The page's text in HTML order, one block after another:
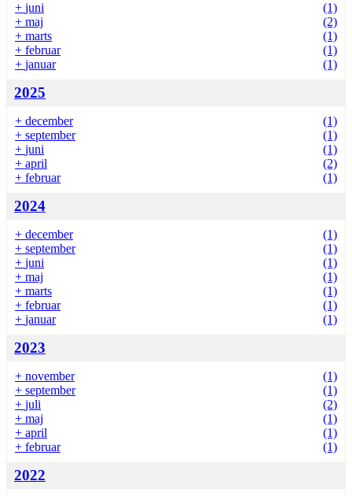
+ juni
(1)
+ maj
(2)
+ marts
(1)
+ februar
(1)
+ januar (1)
2025
+ december
(1)
+ september
(1)
+ juni
(1)
+ april
(2)
+ februar (1)
2024
+ december
(1)
+ september
(1)
+ juni
(1)
+ maj
(1)
+ marts
(1)
+ februar
(1)
+ januar (1)
2023
+ november
(1)
+ september
(1)
+ juli
(2)
+ maj
(1)
+ april
(1)
+ februar (1)
2022